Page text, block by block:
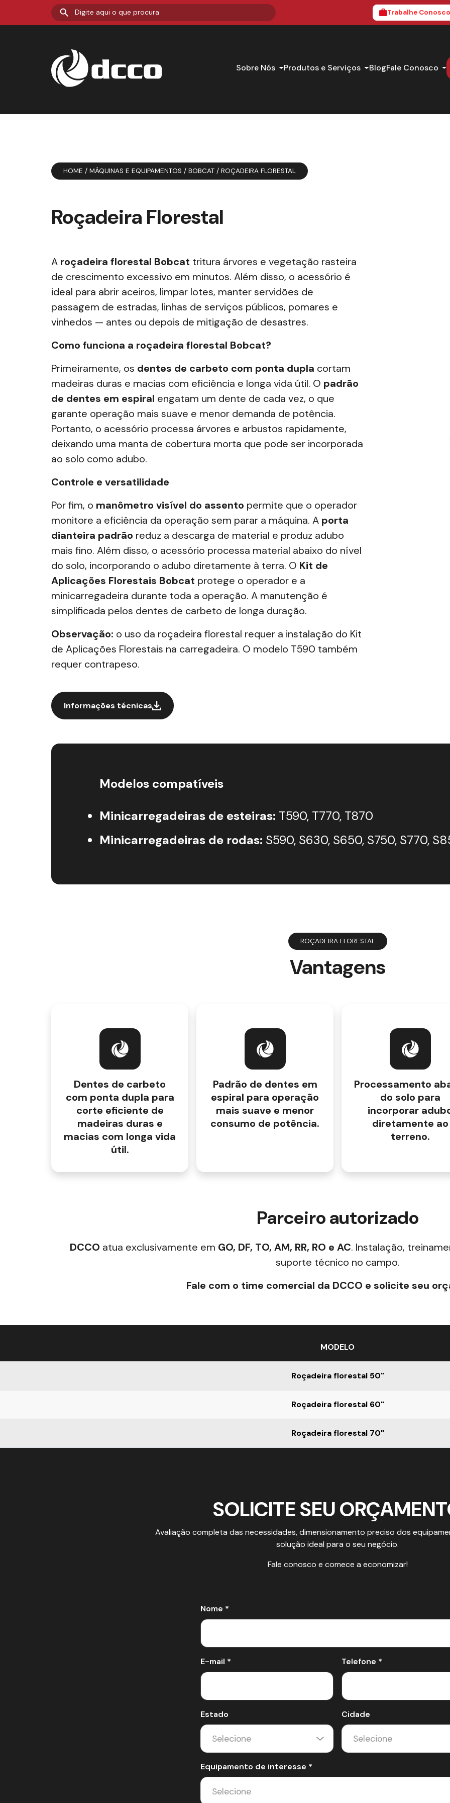
Trabalhe Conosco
Sobre Nós Produtos e Serviços BlogFale Conosco
HOME / MÁQUINAS E EQUIPAMENTOS / BOBCAT / ROÇADEIRA FLORESTAL
Roçadeira Florestal
A roçadeira florestal Bobcat tritura árvores e vegetação rasteira
de crescimento excessivo em minutos. Além disso, o acessório é
ideal para abrir aceiros, limpar lotes, manterservidões de
passagem de estradas, linhas de serviços públicos, pomares e
vinhedos — antes ou depois de mitigação de desastres.
Como funciona a roçadeira florestal Bobcat?
Primeiramente, os dentes de carbeto com ponta dupla cortam
madeiras duras e macias com eficiência e longa vida útil. O padrão
de dentes em espiral engatam um dente de cada vez, o que
garante operação mais suave e menor demanda de potência.
Portanto, o acessório processa árvores e arbustos rapidamente,
deixando uma manta de cobertura morta que pode ser incorporada
ao solo como adubo.
Controle e versatilidade
Por fim, o manômetro visível do assento permite que o operador
monitore a eficiência da operação sem parar a máquina. A porta
dianteira padrão reduz a descarga de material e produz adubo
mais fino. Além disso, o acessório processa material abaixo do nível
do solo, incorporando o adubo diretamente à terra. O Kit de
Aplicações Florestais Bobcat protege o operador e a
minicarregadeira durante toda a operação. A manutenção é
simplificada pelos dentes de carbeto de longa duração.
Observação: o uso da roçadeira florestal requer a instalação do Kit
de Aplicações Florestais na carregadeira. O modelo T590 também
requer contrapeso.
Informações técnicas
Modelos compatíveis
Minicarregadeiras de esteiras: T590, T770, T870
Minicarregadeiras de rodas: S590, S630, S650, S750, S770,
ROÇADEIRA FLORESTAL
Vantagens
Dentes de carbeto
com ponta dupla para
corte eficiente de
madeiras duras e
macias com longa vida
útil.
Padrão de dentes em
espiral para operação
mais suave e menor
consumo de potência.
Processamento
do solo para
incorporar
diretamente ao
terreno.
Parceiro autorizado
DCCO atua exclusivamente em GO, DF, TO, AM, RR, RO e AC. Instalação,
suporte técnico no campo.
Fale com o time comercial da DCCO e solicite seu
MODELO
Roçadeira florestal 50"
Roçadeira florestal 60"
Roçadeira florestal 70"
SOLICITE SEU
Avaliação completa das necessidades, dimensionamento preciso dos
solução ideal para o seu negócio.
Fale conosco e comece a economizar!
Nome *
E-mail * Telefone *
Estado Cidade
Equipamento de interesse *